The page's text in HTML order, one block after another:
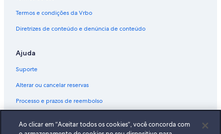
Termos e condições da Vrbo
Diretrizes de conteúdo e denúncia de conteúdo
Ajuda
Suporte
Alterar ou cancelar reservas
Processo e prazos de reembolso
Ao clicar em “Aceitar todos os cookies”, você concorda com